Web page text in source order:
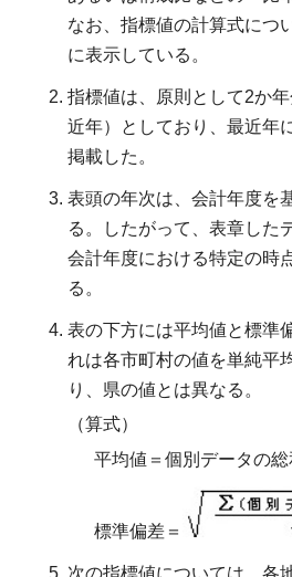
なお、指標値の計算式につ
に表示している。
指標値は、原則として2か
近年）としており、最近年
掲載した。
表頭の年次は、会計年度を
る。したがって、表章した
会計年度における特定の時
る。
表の下方には平均値と標準
れは各市町村の値を単純平
り、県の値とは異なる。
（算式）
平均値＝個別データの
標準偏差＝
次の指標値については、各